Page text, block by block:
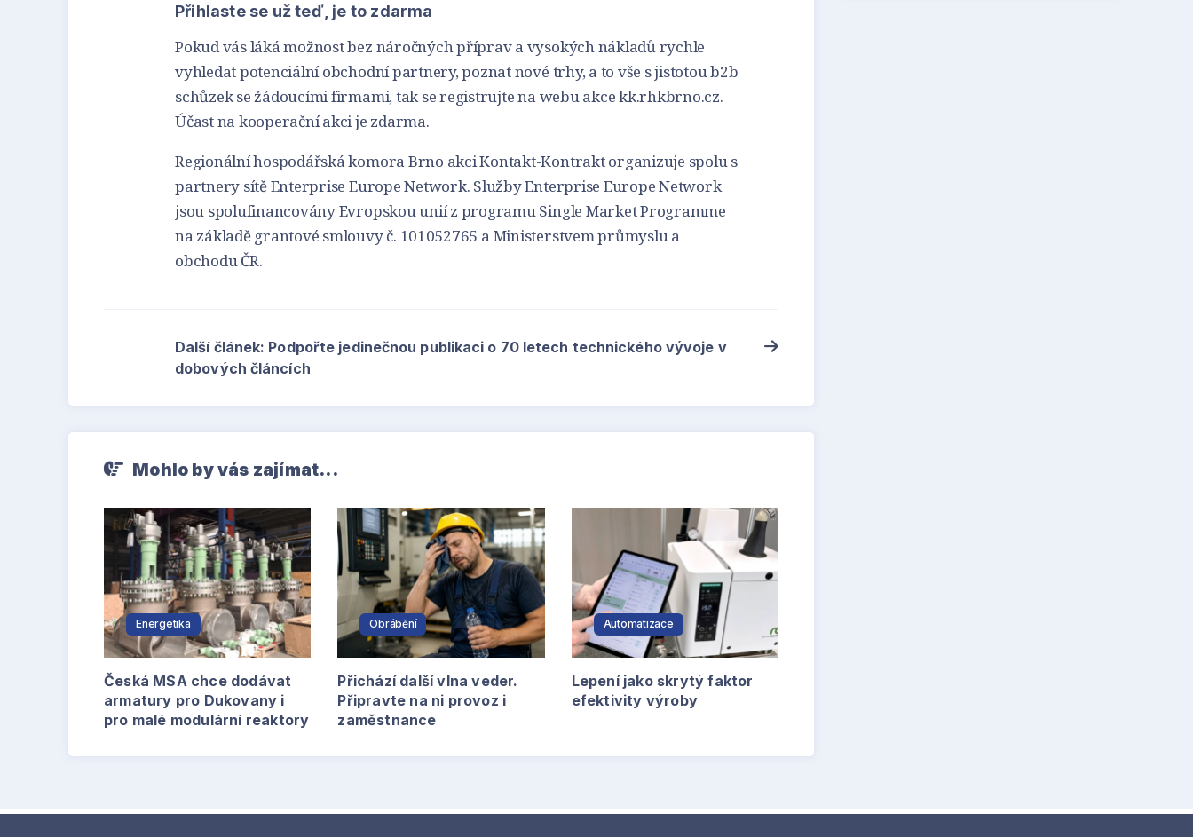
Přihlaste se už teď, je to zdarma
Pokud vás láká možnost bez náročných příprav a vysokých nákladů rychle
vyhledat potenciální obchodní partnery, poznat nové trhy, a to vše s jistotou b2b
schůzek se žádoucími firmami, tak se registrujte na webu akce kk.rhkbrno.cz.
Účast na kooperační akci je zdarma.
Regionální hospodářská komora Brno akci Kontakt-Kontrakt organizuje spolu s
partnery sítě Enterprise Europe Network. Služby Enterprise Europe Network
jsou spolufinancovány Evropskou unií z programu Single Market Programme
na základě grantové smlouvy č. 101052765 a Ministerstvem průmyslu a
obchodu ČR.
Další článek: Podpořte jedinečnou publikaci o 70 letech technického vývoje v
dobových článcích
Mohlo by vás zajímat...
Energetika
Česká MSA chce dodávat
armatury pro Dukovany i
pro malé modulární reaktory
Obrábění
Přichází další vlna veder.
Připravte na ni provoz i
zaměstnance
Automatizace
Lepení jako skrytý faktor
efektivity výroby